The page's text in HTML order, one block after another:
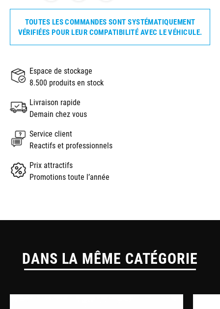
TOUTES LES COMMANDES SONT SYSTÉMATIQUEMENT
VÉRIFIÉES POUR LEUR COMPATIBILITÉ AVEC LE VÉHICULE.
Espace de stockage
8.500 produits en stock
Livraison rapide
Demain chez vous
Service client
Reactifs et professionnels
Prix attractifs
Promotions toute l’année
DANS LA MÊME CATÉGORIE